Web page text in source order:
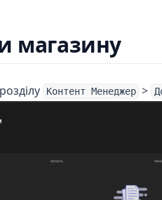
магазину
Контент Менеджер >